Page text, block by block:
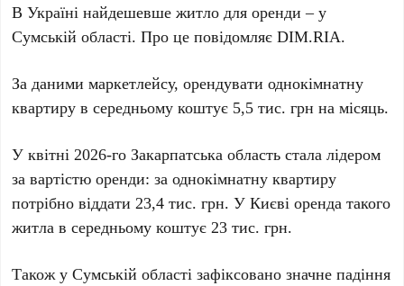
В Україні найдешевше житло для оренди – у
Сумській області. Про це повідомляє DIM.RIA.
За даними маркетлейсу, орендувати однокімнатну
квартиру в середньому коштує 5,5 тис. грн на місяць.
У квітні 2026-го Закарпатська область стала лідером
за вартістю оренди: за однокімнатну квартиру
потрібно віддати 23,4 тис. грн. У Києві оренда такого
житла в середньому коштує 23 тис. грн.
Також у Сумській області зафіксовано значне падіння